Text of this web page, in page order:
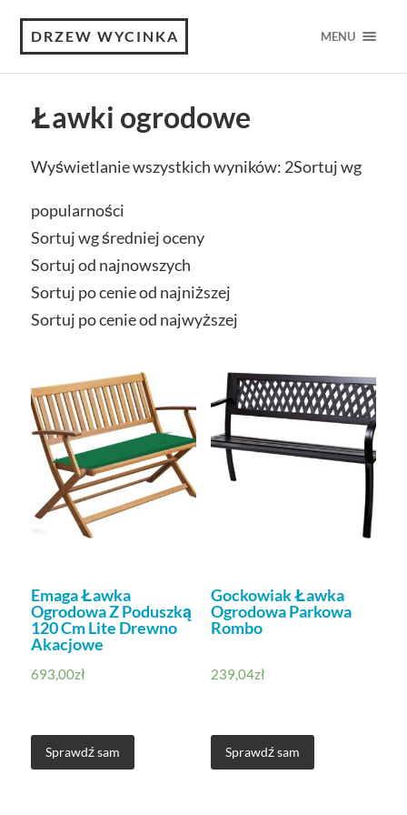
DRZEW WYCINKA MENU
Ławki ogrodowe
Wyświetlanie wszystkich wyników: 2Sortuj wg
popularności
Sortuj wg średniej oceny
Sortuj od najnowszych
Sortuj po cenie od najniższej
Sortuj po cenie od najwyższej
Emaga Ławka
Ogrodowa Z Poduszką
120 Cm Lite Drewno
Akacjowe
693,00zł
Sprawdź sam
Gockowiak Ławka
Ogrodowa Parkowa
Rombo
239,04zł
Sprawdź sam